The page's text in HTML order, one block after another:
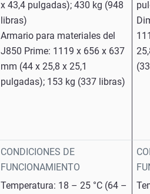
x 43,4 pulgadas); 430 kg (948
libras)
Armario para materiales del
J850 Prime: 1119 x 656 x 637
mm (44 x 25,8 x 25,1
pulgadas); 153 kg (337 libras)
CONDICIONES DE
FUNCIONAMIENTO
Temperatura: 18 – 25 °C (64 –